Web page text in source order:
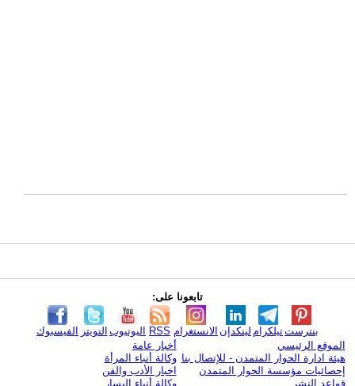
تابعونا على:
الفيسبوك التويتر اليوتيوب RSS الانستغرام لينكدإن تيلكرامبنترست
الموقع الرئيسي
هيئة ادارة الحوار المتمدن - للإتصال بنا
إحصائيات مؤسسة الحوار المتمدن
قواعد النشر
أخبار عامة
وكالة أنباء المرأة
اخبار الأدب والفن
وكالة أنباء اليسار